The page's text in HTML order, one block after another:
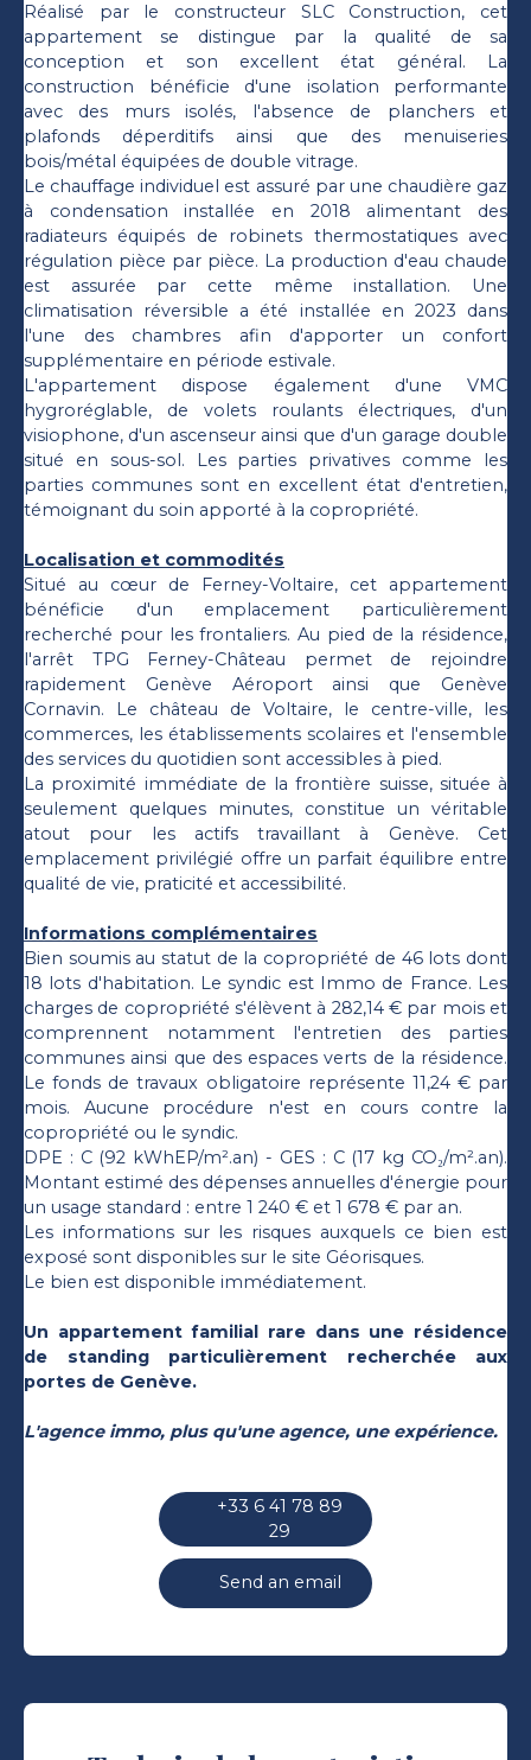
Réalisé par le constructeur SLC Construction, cet
appartement se distingue par la qualité de sa
conception et son excellent état général. La
construction bénéficie d'une isolation performante
avec des murs isolés, l'absence de planchers et
plafonds déperditifs ainsi que des menuiseries
bois/métal équipées de double vitrage.
Le chauffage individuel est assuré par une chaudière gaz
à condensation installée en 2018 alimentant des
radiateurs équipés de robinets thermostatiques avec
régulation pièce par pièce. La production d'eau chaude
est assurée par cette même installation. Une
climatisation réversible a été installée en 2023 dans
l'une des chambres afin d'apporter un confort
supplémentaire en période estivale.
L'appartement dispose également d'une VMC
hygroréglable, de volets roulants électriques, d'un
visiophone, d'un ascenseur ainsi que d'un garage double
situé en sous-sol. Les parties privatives comme les
parties communes sont en excellent état d'entretien,
témoignant du soin apporté à la copropriété.
Localisation et commodités
Situé au cœur de Ferney-Voltaire, cet appartement
bénéficie d'un emplacement particulièrement
recherché pour les frontaliers. Au pied de la résidence,
l'arrêt TPG Ferney-Château permet de rejoindre
rapidement Genève Aéroport ainsi que Genève
Cornavin. Le château de Voltaire, le centre-ville, les
commerces, les établissements scolaires et l'ensemble
des services du quotidien sont accessibles à pied.
La proximité immédiate de la frontière suisse, située à
seulement quelques minutes, constitue un véritable
atout pour les actifs travaillant à Genève. Cet
emplacement privilégié offre un parfait équilibre entre
qualité de vie, praticité et accessibilité.
Informations complémentaires
Bien soumis au statut de la copropriété de 46 lots dont
18 lots d'habitation. Le syndic est Immo de France. Les
charges de copropriété s'élèvent à 282,14 € par mois et
comprennent notamment l'entretien des parties
communes ainsi que des espaces verts de la résidence.
Le fonds de travaux obligatoire représente 11,24 € par
mois. Aucune procédure n'est en cours contre la
copropriété ou le syndic.
DPE : C (92 kWhEP/m².an) - GES : C (17 kg CO₂/m².an).
Montant estimé des dépenses annuelles d'énergie pour
un usage standard : entre 1 240 € et 1 678 € par an.
Les informations sur les risques auxquels ce bien est
exposé sont disponibles sur le site Géorisques.
Le bien est disponible immédiatement.
Un appartement familial rare dans une résidence
de standing particulièrement recherchée aux
portes de Genève.
L'agence immo, plus qu'une agence, une expérience.
+33 6 41 78 89
29
Send an email